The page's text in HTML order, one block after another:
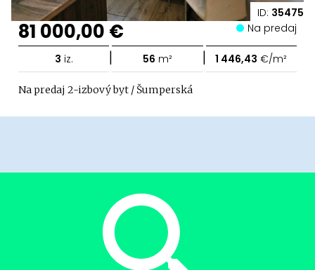
ID: 35475
81 000,00 € Na predaj
3 iz. | 56 m² | 1 446,43 €/m²
Na predaj 2-izbový byt / Šumperská